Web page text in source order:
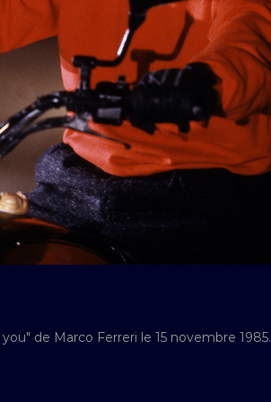
de Marco Ferreri le 15 novembre 1985.